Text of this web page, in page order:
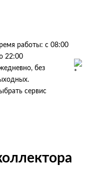
работы: с 08:00
22:00
без
сервис